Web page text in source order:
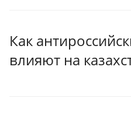
Как
влияют на